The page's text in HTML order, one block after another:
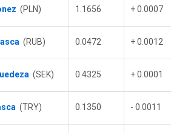
(PLN) 1.1656 + 0.0007
(RUB) 0.0472 + 0.0012
(SEK) 0.4325 + 0.0001
(TRY) 0.1350 - 0.0011